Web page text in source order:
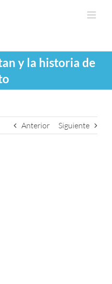
y la historia de
Anterior Siguiente